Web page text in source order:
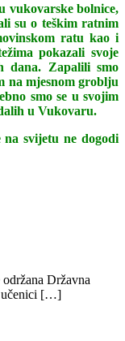
vukovarske bolnice,
su o teškim ratnim
ratu kao i
pokazali svoje
dana. Zapalili smo
na mjesnom groblju
smo se u svojim
u Vukovaru.
svijetu ne dogodi
Državna
učenici […]